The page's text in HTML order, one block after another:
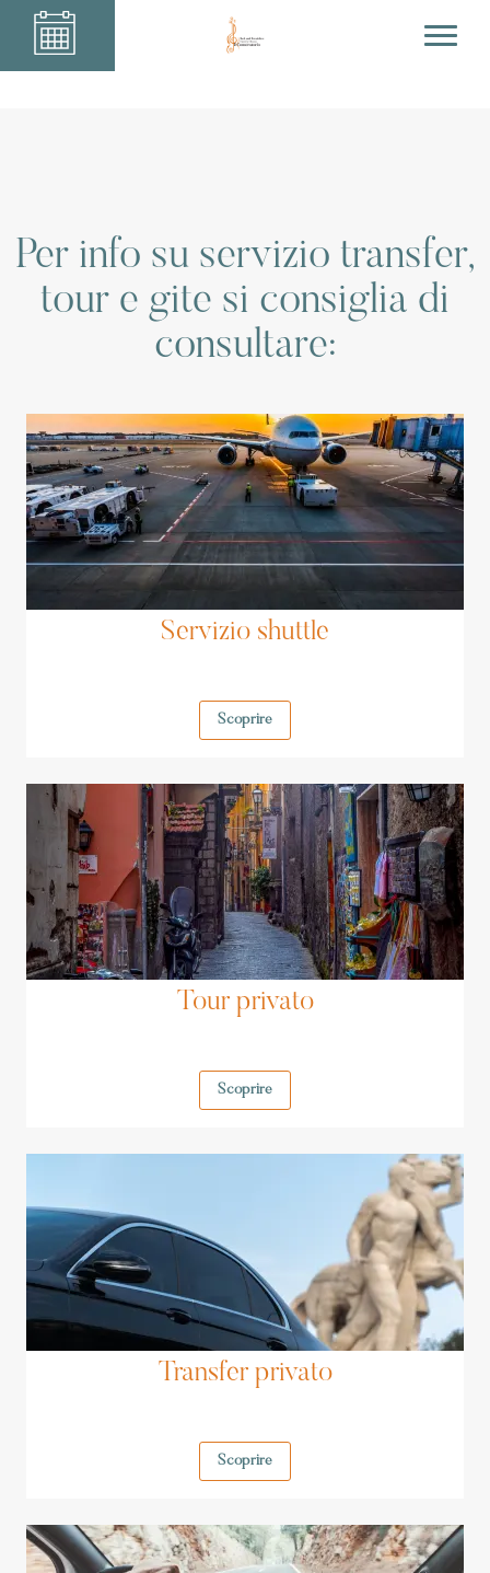
Per info su servizio transfer,
tour e gite si consiglia di
consultare:
Servizio shuttle
Scoprire
Tour privato
Scoprire
Transfer privato
Scoprire